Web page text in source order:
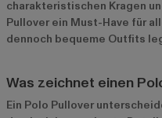
charakteristischen Kragen
Pullover ein Must-Have für
dennoch bequeme Outfits
Was zeichnet einen
Ein Polo Pullover